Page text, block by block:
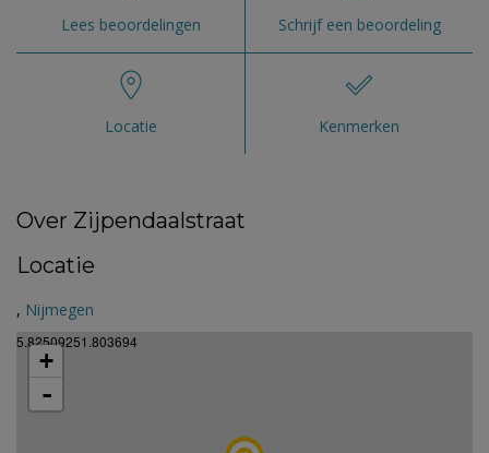
Lees beoordelingen Schrijf een beoordeling
Locatie Kenmerken
Over Zijpendaalstraat
Locatie
, Nijmegen
5.82509251.803694
+
-